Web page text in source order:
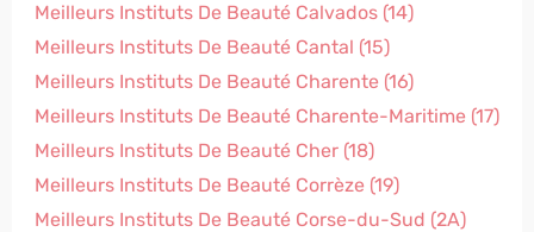
Meilleurs Instituts De Beauté Calvados (14)
Meilleurs Instituts De Beauté Cantal (15)
Meilleurs Instituts De Beauté Charente (16)
Meilleurs Instituts De Beauté Charente-Maritime (17)
Meilleurs Instituts De Beauté Cher (18)
Meilleurs Instituts De Beauté Corrèze (19)
Meilleurs Instituts De Beauté Corse-du-Sud (2A)